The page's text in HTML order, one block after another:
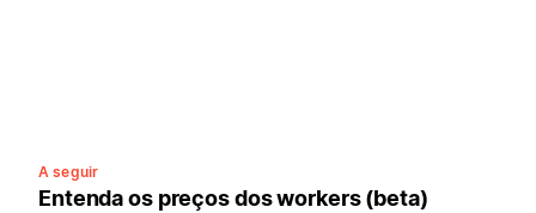
A seguir
Entenda os preços dos workers (beta)